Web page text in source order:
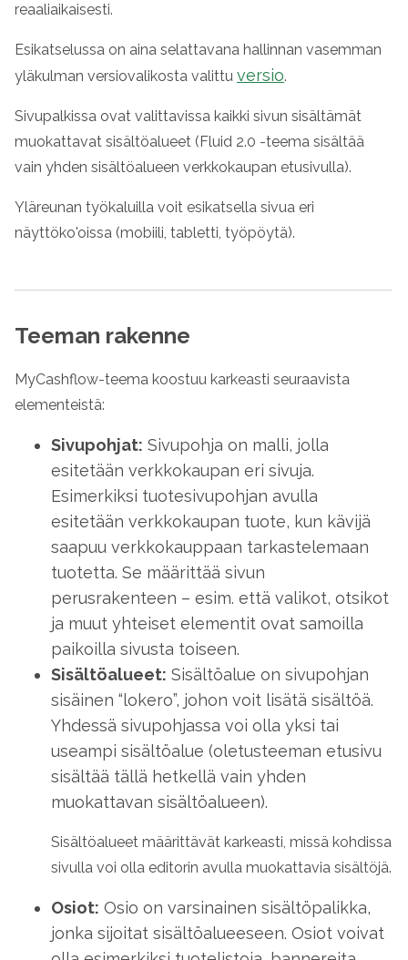
reaaliaikaisesti.
Esikatselussa on aina selattavana hallinnan vasemman
yläkulman versiovalikosta valittu versio.
Sivupalkissa ovat valittavissa kaikki sivun sisältämät
muokattavat sisältöalueet (Fluid 2.0 -teema sisältää
vain yhden sisältöalueen verkkokaupan etusivulla).
Yläreunan työkaluilla voit esikatsella sivua eri
näyttöko'oissa (mobiili, tabletti, työpöytä).
Teeman rakenne
MyCashflow-teema koostuu karkeasti seuraavista
elementeistä:
Sivupohjat: Sivupohja on malli, jolla
esitetään verkkokaupan eri sivuja.
Esimerkiksi tuotesivupohjan avulla
esitetään verkkokaupan tuote, kun kävijä
saapuu verkkokauppaan tarkastelemaan
tuotetta. Se määrittää sivun
perusrakenteen – esim. että valikot, otsikot
ja muut yhteiset elementit ovat samoilla
paikoilla sivusta toiseen.
Sisältöalueet: Sisältöalue on sivupohjan
sisäinen “lokero”, johon voit lisätä sisältöä.
Yhdessä sivupohjassa voi olla yksi tai
useampi sisältöalue (oletusteeman etusivu
sisältää tällä hetkellä vain yhden
muokattavan sisältöalueen).
Sisältöalueet määrittävät karkeasti, missä kohdissa
sivulla voi olla editorin avulla muokattavia sisältöjä.
Osiot: Osio on varsinainen sisältöpalikka,
jonka sijoitat sisältöalueeseen. Osiot voivat